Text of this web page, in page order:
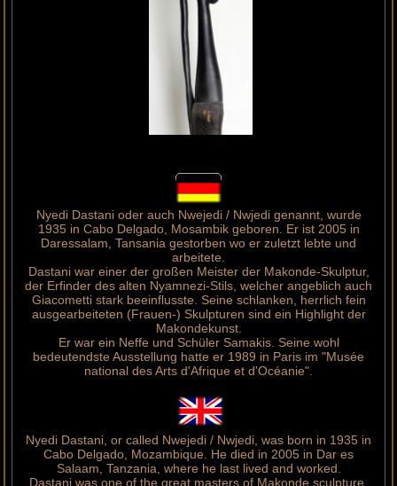
Nyedi Dastani oder auch Nwejedi / Nwjedi genannt, wurde
1935 in Cabo Delgado, Mosambik geboren. Er ist 2005 in
Daressalam, Tansania gestorben wo er zuletzt lebte und
arbeitete.
Dastani war einer der großen Meister der Makonde-Skulptur,
der Erfinder des alten Nyamnezi-Stils, welcher angeblich auch
Giacometti stark beeinflusste. Seine schlanken, herrlich fein
ausgearbeiteten (Frauen-) Skulpturen sind ein Highlight der
Makondekunst.
Er war ein Neffe und Schüler Samakis. Seine wohl
bedeutendste Ausstellung hatte er 1989 in Paris im "Musée
national des Arts d'Afrique et d'Océanie".
Nyedi Dastani, or called Nwejedi / Nwjedi, was born in 1935 in
Cabo Delgado, Mozambique. He died in 2005 in Dar es
Salaam, Tanzania, where he last lived and worked.
Dastani was one of the great masters of Makonde sculpture,